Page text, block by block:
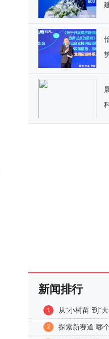
新闻排行
1 从“小树苗”到“
2 探索新赛道 哪